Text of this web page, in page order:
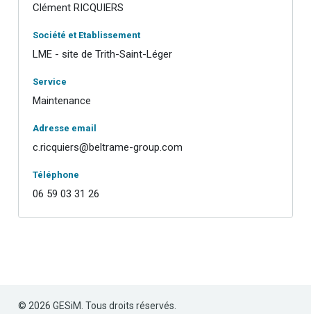
Clément RICQUIERS
Société et Etablissement
LME - site de Trith-Saint-Léger
Service
Maintenance
Adresse email
c.ricquiers@beltrame-group.com
Téléphone
06 59 03 31 26
© 2026 GESiM. Tous droits réservés.